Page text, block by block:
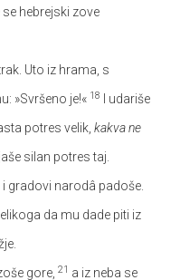
se hebrejski zove
Uto iz hrama, s
»Svršeno je!« 18
I udariše
potres velik, kakva ne
silan potres taj.
gradovi narodâ padoše.
da mu dade piti iz
gore, 21 a iz neba se